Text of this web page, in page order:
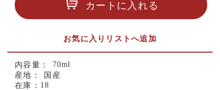
カートに入れる
お気に入りリストへ追加
内容量：
70ml
産地：
国産
在庫： 18